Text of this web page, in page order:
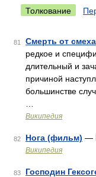
Толкование
81 Смерть от смеха
редкое и
длительный и
причиной
большинстве
Википедия
82 Нога (фильм) —
Википедия
83 Господин